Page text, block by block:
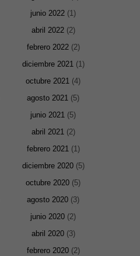
junio 2022 (1)
abril 2022(2)
febrero 2022(2)
diciembre 2021(1)
octubre 2021 (4)
agosto 2021 (5)
junio 2021 (5)
abril 2021(2)
febrero 2021(1)
diciembre 2020(5)
octubre 2020 (5)
agosto 2020 (3)
junio 2020 (2)
abril 2020(3)
febrero 2020(2)